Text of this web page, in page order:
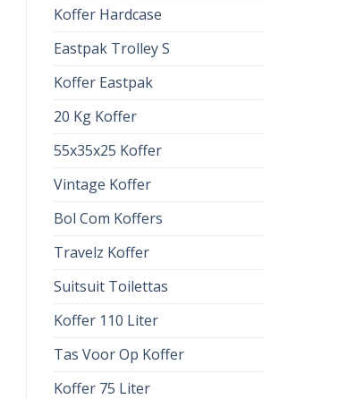
Koffer Hardcase
Eastpak Trolley S
Koffer Eastpak
20 Kg Koffer
55x35x25 Koffer
Vintage Koffer
Bol Com Koffers
Travelz Koffer
Suitsuit Toilettas
Koffer 110 Liter
Tas Voor Op Koffer
Koffer 75 Liter